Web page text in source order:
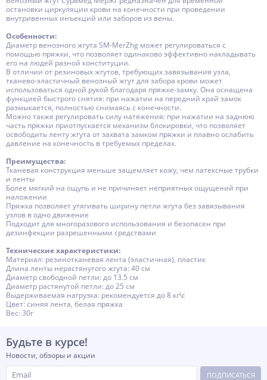
остановки циркуляции крови на конечности при проведении
внутривенных инъекций или заборов из вены.
Особенности:
Диаметр венозного жгута SM-MerZhg может регулироваться с
помощью пряжки, что позволяет одинаково эффективно накладывать
его на людей разной конституции.
В отличии от резиновых жгутов, требующих завязывания узла,
тканево-эластичный венозный жгут для забора крови может
использоваться одной рукой благодаря пряжке-замку. Она оснащена
функцией быстрого снятия: при нажатии на передний край замок
размыкается, полностью снимаясь с конечности.
Можно также регулировать силу натяжения: при нажатии на заднюю
часть пряжки приотпускается механизм блокировки, что позволяет
освободить ленту жгута от захвата замком пряжки и плавно ослабить
давление на конечность в требуемых пределах.
Преимущества:
Тканевая конструкция меньше защемляет кожу, чем латексные трубки
и ленты
Более мягкий на ощупь и не причиняет неприятных ощущений при
наложении
Пряжка позволяет утягивать ширину петли жгута без завязывания
узлов в одно движение
Подходит для многоразового использования и безопасен при
дезинфекции разрешенными средствами
Технические характеристики:
Материал: резинотканевая лента (эластичная), пластик
Длина ленты нерастянутого жгута: 40 см
Диаметр свободной петли: до 13.5 см
Диаметр растянутой петли: до 25 см
Выдерживаемая нагрузка: рекомендуется до 8 кг\с
Цвет: синяя лента, белая пряжка
Вес: 30г
Будьте в курсе!
Новости, обзоры и акции
ПОДПИСАТЬСЯ